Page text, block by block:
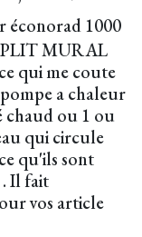
éconorad 1000
MURAL
qui me coute
a chaleur
chaud ou 1 ou
qui circule
qu'ils sont
. Il fait
vos article